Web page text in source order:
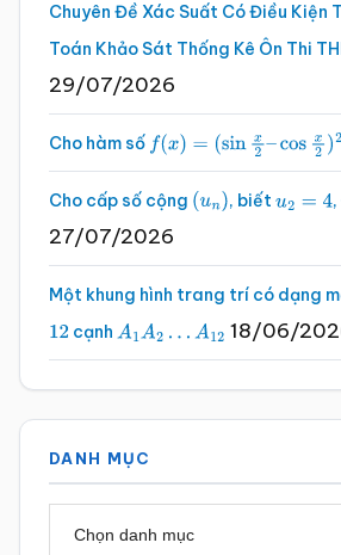
Chuyên Đề Xác Suất Có Điều Kiện
Toán Khảo Sát Thống Kê Ôn Thi
29/07/2026
Cho hàm số f(x)=(sinx2 –cosx2 )2
Cho cấp số cộng (un), biếtu2 =4 ,
27/07/2026
Một khung hình trang trí có dạng
12 cạnh A1A2…A 12 18/06/
DANH MỤC